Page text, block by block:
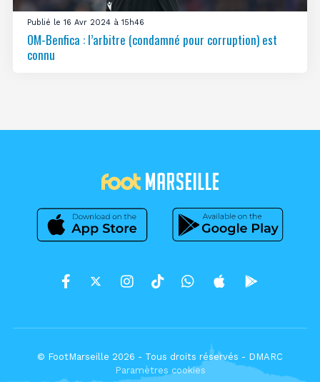
Publié le 16 Avr 2024 à 15h46
OM-Benfica : l’arbitre (condamné pour corruption) est
connu
© FootMarseille 2026 - Tous droits réservés - DMARC
Paramètres cookies